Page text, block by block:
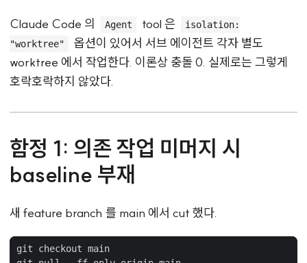
Claude Code 의 Agent tool 은
isolation:
"worktree"
옵션이 있어서 서브 에이전트 각자 별도
worktree 에서 작업한다. 이론상 충돌 0. 실제로는 그렇게
호락호락하지 않았다.
함정 1: 의존 작업 미머지 시
baseline 부재
새 feature branch 를 main 에서 cut 했다.